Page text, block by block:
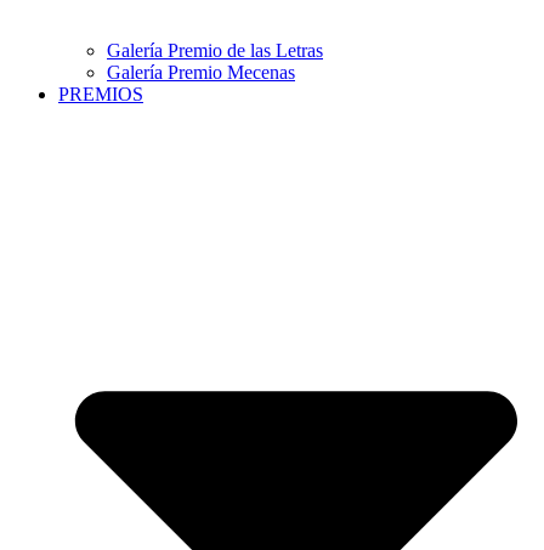
Galería Premio de las Letras
Galería Premio Mecenas
PREMIOS